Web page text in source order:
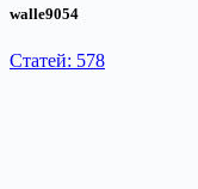
walle9054
Статей: 578